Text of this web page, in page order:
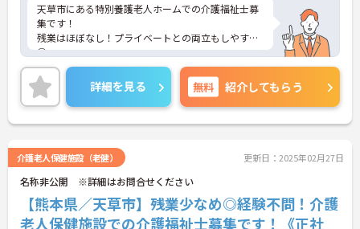
天草市にある特別養護老人ホームでの介護福祉士募
集です！
残業はほぼなし！プライベートとの両立もしやすい
◎
ご興味ある方には、面接対策ポイントなど、詳細を
お話しいたしますのでお気軽にご相談ください。
詳細を見る 無料 紹介してもらう
介護老人保健施設（老健） 更新日：2025年02月27日
名称非公開 ※詳細はお問合せください
【熊本県／天草市】残業少なめ◎経験不問！介護
老人保健施設での介護福祉士募集です！《正社